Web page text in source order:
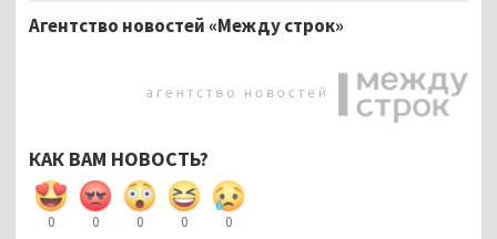
Агентство новостей «Между строк»
КАК ВАМ НОВОСТЬ?
0 0 0 0 0